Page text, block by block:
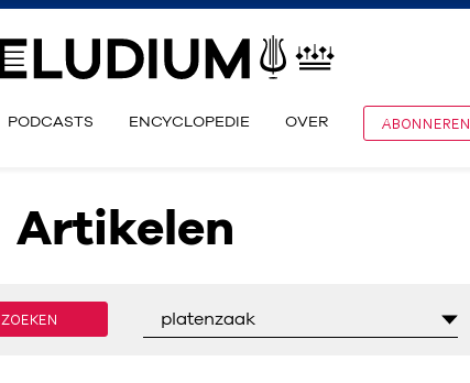
PODCASTS ENCYCLOPEDIE OVER ABONNEREN
Artikelen
ZOEKEN platenzaak